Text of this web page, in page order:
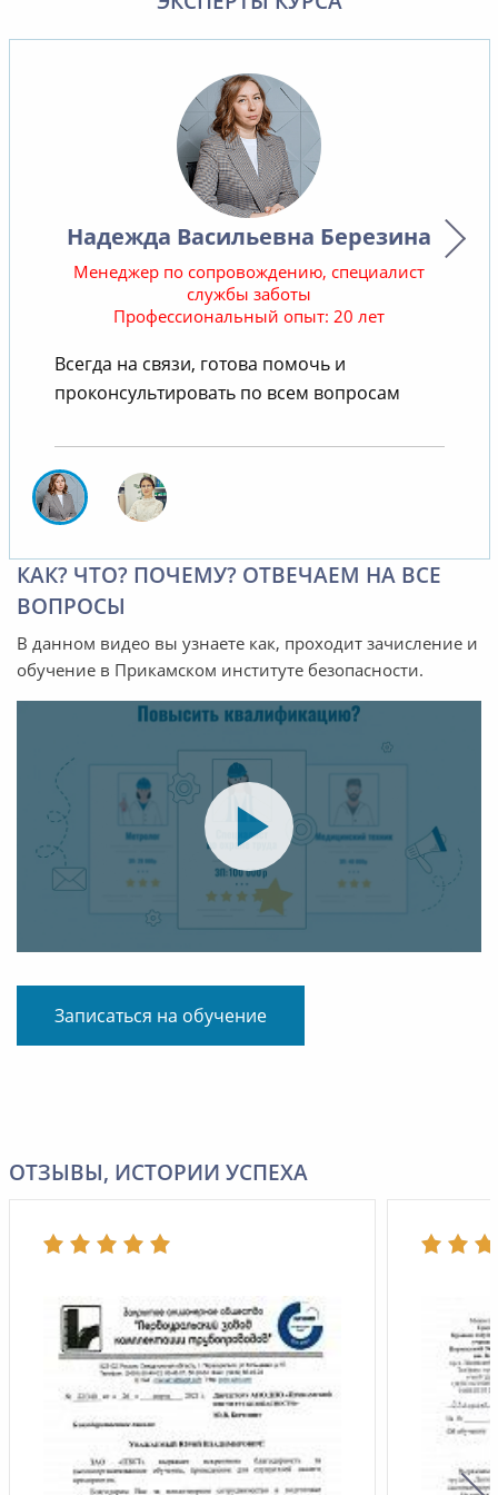
Надежда Васильевна Березина
Менеджер по сопровождению, специалист
службы заботы
Профессиональный опыт: 20 лет
Всегда на связи, готова помочь и
проконсультировать по всем вопросам
КАК? ЧТО? ПОЧЕМУ? ОТВЕЧАЕМ НА ВСЕ
ВОПРОСЫ
В данном видео вы узнаете как, проходит зачисление и
обучение в Прикамском институте безопасности.
Записаться на обучение
ОТЗЫВЫ, ИСТОРИИ УСПЕХА